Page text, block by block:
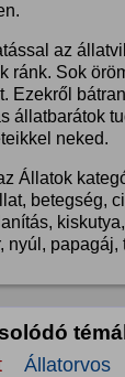
az
ránk. Sok
Ezekről
állatbarátok
neked.
Állatok
betegség,
nyúl, papagáj,
Állatorvos